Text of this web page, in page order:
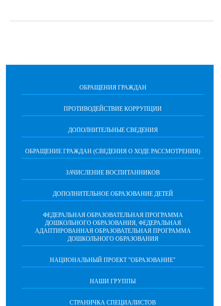
ОБРАЩЕНИЯ ГРАЖДАН
ПРОТИВОДЕЙСТВИЕ КОРРУПЦИИ
ДОПОЛНИТЕЛЬНЫЕ СВЕДЕНИЯ
ОБРАЩЕНИЕ ГРАЖДАН (СВЕДЕНИЯ О ХОДЕ РАССМОТРЕНИЯ)
ЗАЧИСЛЕНИЕ ВОСПИТАННИКОВ
ДОПОЛНИТЕЛЬНОЕ ОБРАЗОВАНИЕ ДЕТЕЙ
ФЕДЕРАЛЬНАЯ ОБРАЗОВАТЕЛЬНАЯ ПРОГРАММА
ДОШКОЛЬНОГО ОБРАЗОВАНИЯ, ФЕДЕРАЛЬНАЯ
АДАПТИРОВАННАЯ ОБРАЗОВАТЕЛЬНАЯ ПРОГРАММА
ДОШКОЛЬНОГО ОБРАЗОВАНИЯ
НАЦИОНАЛЬНЫЙ ПРОЕКТ "ОБРАЗОВАНИЕ"
НАШИ ГРУППЫ
СТРАНИЧКА СПЕЦИАЛИСТОВ